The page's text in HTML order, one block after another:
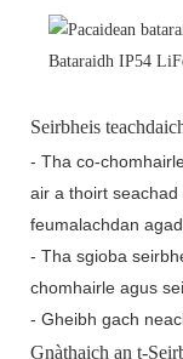
Seirbheis
- Tha co-
air a thoirt
feumalachdan
- Tha sgioba
chomhairle agus
- Gheibh gach
Gnàthaich an t-